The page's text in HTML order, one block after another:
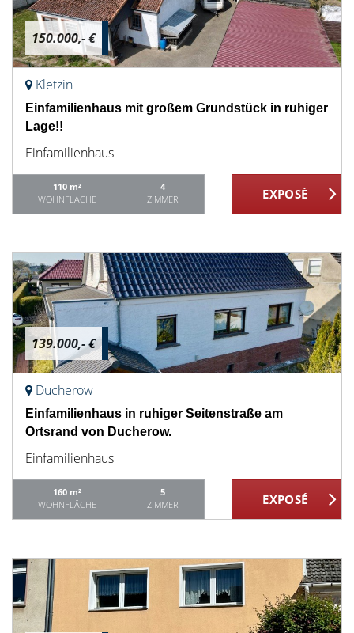
150.000,- €
Kletzin
Einfamilienhaus mit großem Grundstück in ruhiger
Lage!!
Einfamilienhaus
110 m²
WOHNFLÄCHE
4
ZIMMER
139.000,- €
Ducherow
Einfamilienhaus in ruhiger Seitenstraße am
Ortsrand von Ducherow.
Einfamilienhaus
160 m²
WOHNFLÄCHE
5
ZIMMER